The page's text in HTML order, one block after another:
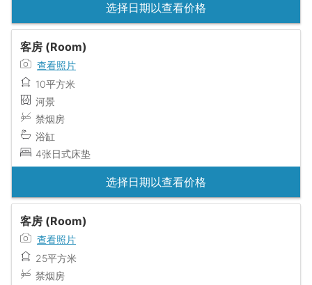
选择日期以查看价格
客房 (Room)
查看照片
10平方米
河景
禁烟房
浴缸
4张日式床垫
选择日期以查看价格
客房 (Room)
查看照片
25平方米
禁烟房